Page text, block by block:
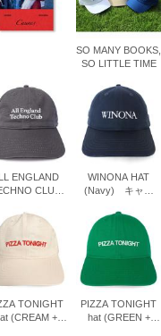
SO MANY BOOKS,
SO LITTLE TIME
ENGLAND
CLUB
WINONA HAT
(Navy) キャッ
TONIGHT
+
PIZZA TONIGHT
hat (GREEN +